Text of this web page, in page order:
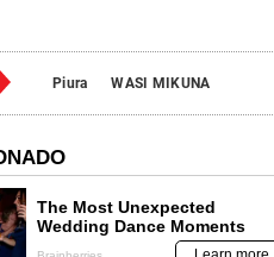
Piura WASI MIKUNA